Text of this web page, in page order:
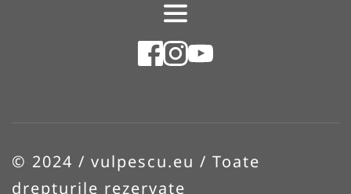
© 2024 / vulpescu.eu / Toate
drepturile rezervate